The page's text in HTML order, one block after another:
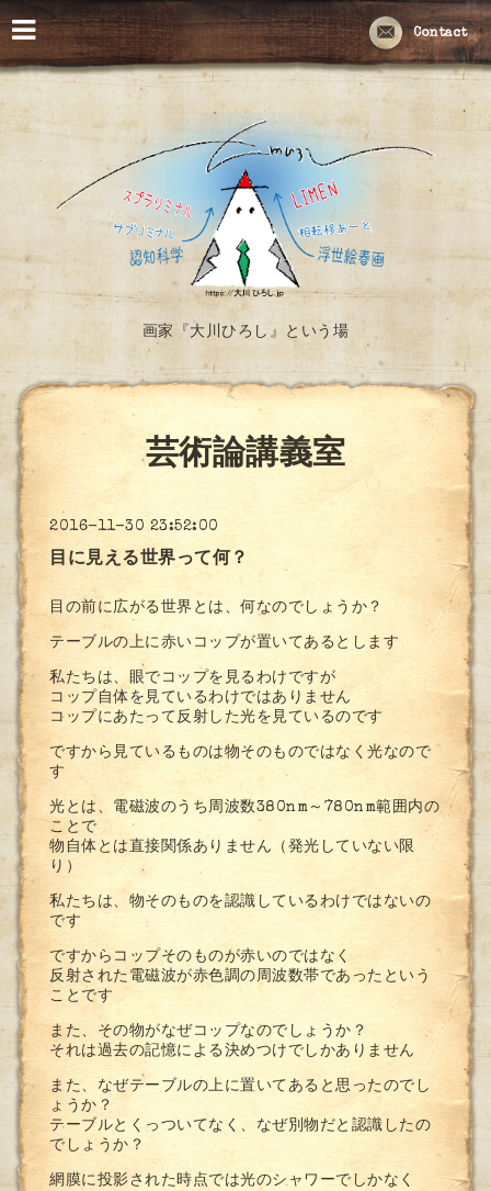
Contact
画家『大川ひろし』という場
芸術論講義室
2016-11-30 23:52:00
目に見える世界って何？
目の前に広がる世界とは、何なのでしょうか？
テーブルの上に赤いコップが置いてあるとします
私たちは、眼でコップを見るわけですが
コップ自体を見ているわけではありません
コップにあたって反射した光を見ているのです
ですから見ているものは物そのものではなく光なので
す
光とは、電磁波のうち周波数380nm～780nm範囲内の
ことで
物自体とは直接関係ありません（発光していない限
り）
私たちは、物そのものを認識しているわけではないの
です
ですからコップそのものが赤いのではなく
反射された電磁波が赤色調の周波数帯であったという
ことです
また、その物がなぜコップなのでしょうか？
それは過去の記憶による決めつけでしかありません
また、なぜテーブルの上に置いてあると思ったのでし
ょうか？
テーブルとくっついてなく、なぜ別物だと認識したの
でしょうか？
網膜に投影された時点では光のシャワーでしかなく